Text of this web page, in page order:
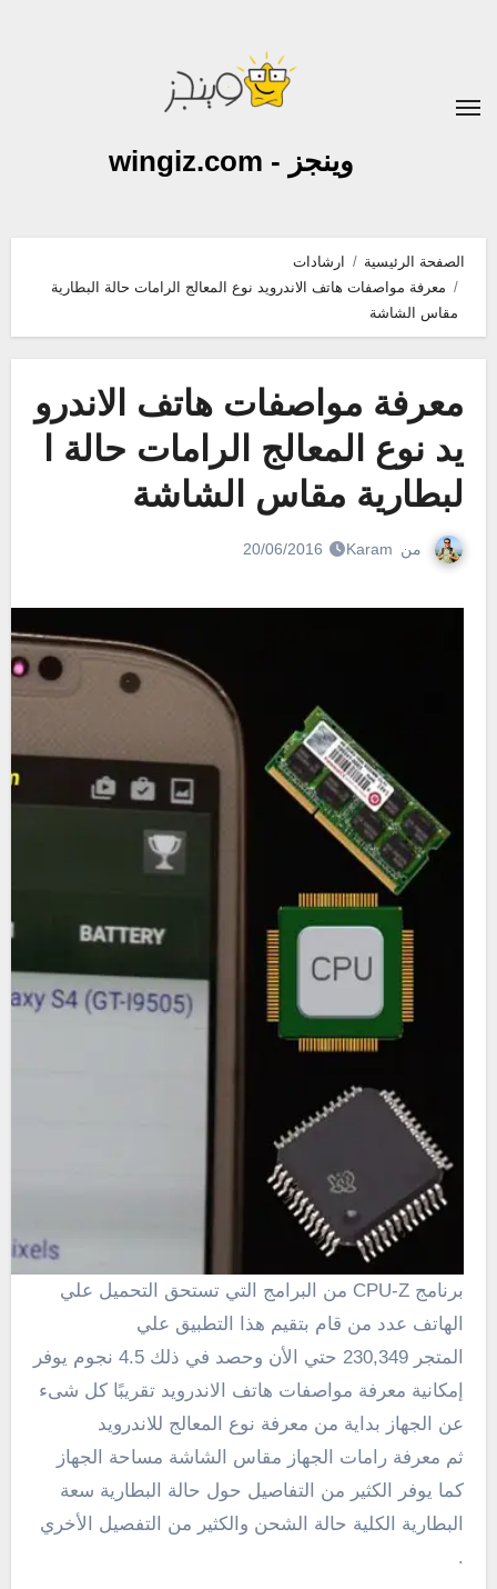
وينجز - wingiz.com
الصفحة الرئيسية
ارشادات
معرفة مواصفات هاتف الاندرويد نوع المعالج الرامات حالة البطارية
مقاس الشاشة
معرفة مواصفات هاتف الاندرو
يد نوع المعالج الرامات حالة ا
لبطارية مقاس الشاشة
من Karam
20/06/2016
برنامج CPU-Z من البرامج التي تستحق التحميل علي
الهاتف عدد من قام بتقيم هذا التطبيق علي
المتجر 230,349 حتي الأن وحصد في ذلك 4.5 نجوم يوفر
إمكانية معرفة مواصفات هاتف الاندرويد تقريبًا كل شىء
عن الجهاز بداية من معرفة نوع المعالج للاندرويد
ثم معرفة رامات الجهاز مقاس الشاشة مساحة الجهاز
كما يوفر الكثير من التفاصيل حول حالة البطارية سعة
البطارية الكلية حالة الشحن والكثير من التفصيل الأخري
.